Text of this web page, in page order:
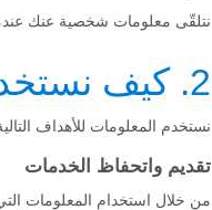
نتلقّى معلومات شخصية عنك
2. كيف نستخدم المعلومات
نستخدم المعلومات للأهداف
تقديم واتحفاظ الخدمات
من خلال استخدام المعلومات التي